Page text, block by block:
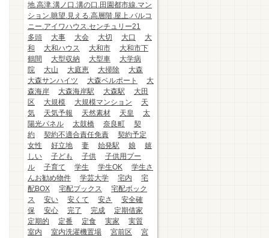
地.高津.溝ノ口.溝の口.田園都市線.マン
ション.眺望.見える.高層階.屋上.バルコ
ニー.アイワハウス.センチュリー21
多頭
大事 大会 大切 大口
大
和
大和ハウス 大和市
大和市下
鶴間
大型収納 大型車
大学病
院
大山 大庭恵 大掃除
大森
大森サンハイツ
大森ベルポート
大
森海岸
大森海岸駅 大森駅
大田
区
大規模 大規模マンション
天
気
天気予報 天然素材 天皇
太
陽光パネル
太鼓橋 奈良町
契
約
契約不適合責任免責
契約予定
女性
好立地 妻 始発駅 娘
嬉
しい
子ども 子供
子供用プー
ル
子育て 学生 学生OK
学生さ
んお勧め物件
学芸大学 宅内
宅
配BOX
宅配ブックス
宅配ボック
ス
安い 安くて 安さ
安全確
保
安心 完了 完成
定期借家
定期的
定番 定食 実家
実質
室内
室内洗濯機置場 宮前区
宮